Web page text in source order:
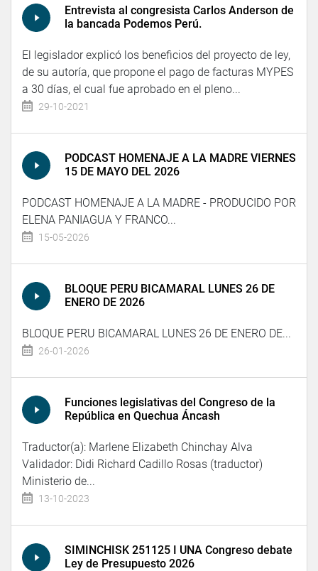
Entrevista al congresista Carlos Anderson de
la bancada Podemos Perú.
El legislador explicó los beneficios del proyecto de ley,
de su autoría, que propone el pago de facturas MYPES
a 30 días, el cual fue aprobado en el pleno...
29-10-2021
PODCAST HOMENAJE A LA MADRE VIERNES
15 DE MAYO DEL 2026
PODCAST HOMENAJE A LA MADRE - PRODUCIDO POR
ELENA PANIAGUA Y FRANCO...
15-05-2026
BLOQUE PERU BICAMARAL LUNES 26 DE
ENERO DE 2026
BLOQUE PERU BICAMARAL LUNES 26 DE ENERO DE...
26-01-2026
Funciones legislativas del Congreso de la
República en Quechua Áncash
Traductor(a): Marlene Elizabeth Chinchay Alva
Validador: Didi Richard Cadillo Rosas (traductor)
Ministerio de...
13-10-2023
SIMINCHISK 251125 I UNA Congreso debate
Ley de Presupuesto 2026